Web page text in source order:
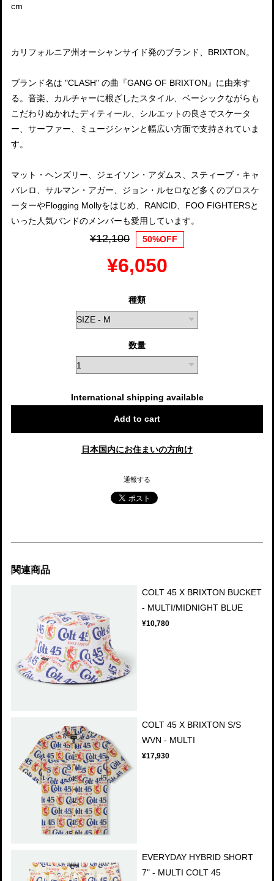
cm
カリフォルニア州オーシャンサイド発のブランド、BRIXTON。
ブランド名は "CLASH" の曲『GANG OF BRIXTON』に由来す
る。音楽、カルチャーに根ざしたスタイル、ベーシックながらも
こだわりぬかれたディティール、シルエットの良さでスケータ
ー、サーファー、ミュージシャンと幅広い方面で支持されていま
す。
マット・ヘンズリー、ジェイソン・アダムス、スティーブ・キャ
バレロ、サルマン・アガー、ジョン・ルセロなど多くのプロスケ
ーターやFlogging Mollyをはじめ、RANCID、FOO FIGHTERSと
いった人気バンドのメンバーも愛用しています。
¥12,100 50%OFF
¥6,050
種類
数量
International shipping available
Add to cart
日本国内にお住まいの方向け
通報する
関連商品
COLT 45 X BRIXTON BUCKET
- MULTI/MIDNIGHT BLUE
¥10,780
COLT 45 X BRIXTON S/S
WVN - MULTI
¥17,930
EVERYDAY HYBRID SHORT
7" - MULTI COLT 45